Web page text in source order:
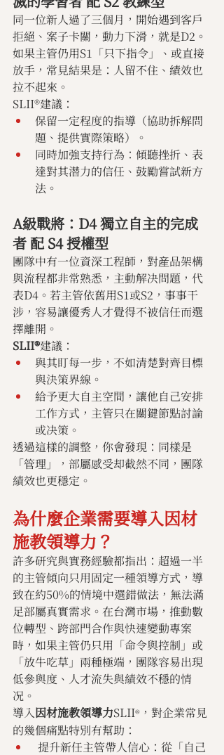
同一位新人過了三個月，開始遇到客戶
拒絕、案子卡關，動力下滑，就是D2。
如果主管仍用S1「只下指令」、或直接
放手，常見結果是：人留不住、績效也
拉不起來。
SLII®建議：
保留一定程度的指導（協助拆解問
題、提供實際策略）。
同時加強支持行為：傾聽挫折、表
達對其潜力的信任、鼓勵嘗試新方
法。
A級戰將：D4 獨立自主的完成
者 配 S4 授權型
團隊中有一位資深工程師，對産品架構
與流程都非常熟悉，主動解决問題，代
表D4。若主管依舊用S1或S2，事事干
涉，容易讓優秀人才覺得不被信任而選
擇離開。
SLII®建議：
與其盯每一步，不如清楚對齊目標
與決策界線。
給予更大自主空間，讓他自己安排
工作方式，主管只在關鍵節點討論
或决策。
透過這樣的調整，你會發現：同樣是
「管理」，部屬感受却截然不同，團隊
績效也更穩定。
為什麼企業需要導入因材
施教領導力？
許多研究與實務經驗都指出：超過一半
的主管傾向只用固定一種領導方式，導
致在約50%的情境中選錯做法，無法滿
足部屬真實需求。在台灣市場，推動數
位轉型、跨部門合作與快速變動專案
時，如果主管仍只用「命令與控制」或
「放牛吃草」兩種極端，團隊容易出現
低參與度、人才流失與績效不穩的情
况。
導入因材施教領導力SLII® ，對企業常見
的幾個痛點特別有幫助：